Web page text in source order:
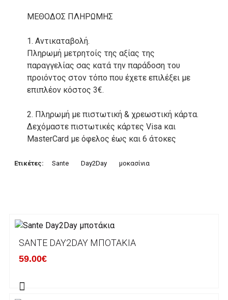
ΜΕΘΟΔΟΣ ΠΛΗΡΩΜΗΣ
1. Αντικαταβολή.
Πληρωμή μετρητοίς της αξίας της
παραγγελίας σας κατά την παράδοση του
προιόντος στον τόπο που έχετε επιλέξει με
επιπλέον κόστος 3€.
2. Πληρωμή με πιστωτική & χρεωστική κάρτα.
Δεχόμαστε πιστωτικές κάρτες Visa και
MasterCard με όφελος έως και 6 άτοκες
μας κατάστημα πραγρατοποιούνται μέσα από
Λογαριασμό.
κάποιον απο τους ακόλουθους τραπεζικούς
λογαριασμούς:
Ετικέτες: Sante Day2Day μοκασίνια
SANTE DAY2DAY ΜΠΟΤΆΚΙΑ
59.00€